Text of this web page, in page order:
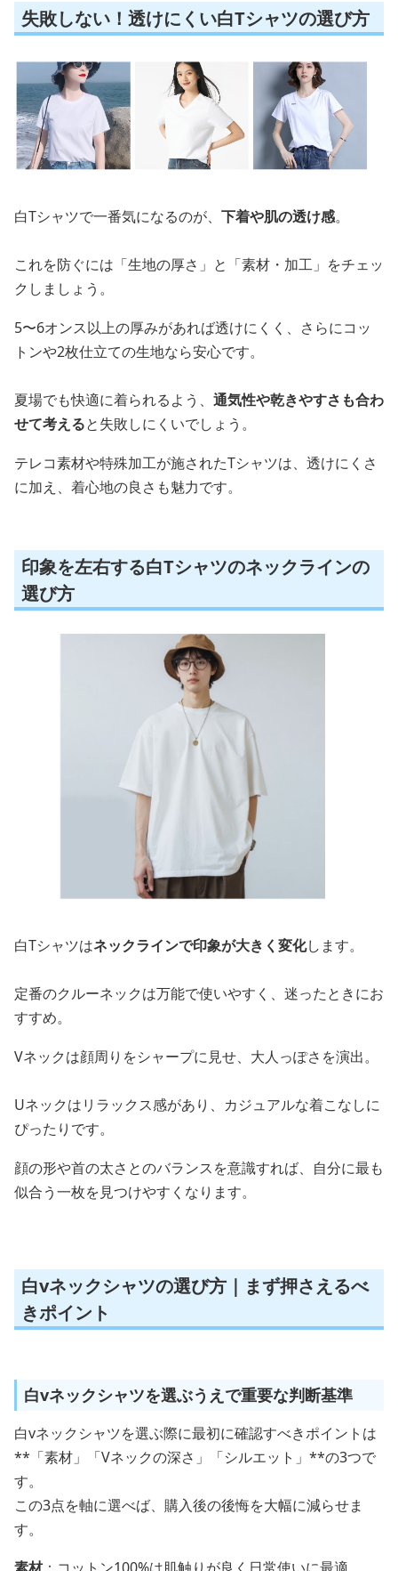
失敗しない！透けにくい白Tシャツの選び方
白Tシャツで一番気になるのが、 下着や肌の透け感。
これを防ぐには「生地の厚さ」と「素材・加工」をチェッ
クしましょう。
5〜6オンス以上の厚みがあれば透けにくく、さらにコッ
トンや2枚仕立ての生地なら安心です。
夏場でも快適に着られるよう、 通気性や乾きやすさも合わ
せて考えると失敗しにくいでしょう。
テレコ素材や特殊加工が施されたTシャツは、透けにくさ
に加え、着心地の良さも魅力です。
印象を左右する白Tシャツのネックラインの
選び方
白Tシャツはネックラインで印象が大きく変化します。
定番のクルーネックは万能で使いやすく、迷ったときにお
すすめ。
Vネックは顔周りをシャープに見せ、大人っぽさを演出。
Uネックはリラックス感があり、カジュアルな着こなしに
ぴったりです。
顔の形や首の太さとのバランスを意識すれば、自分に最も
似合う一枚を見つけやすくなります。
白vネックシャツの選び方｜まず押さえるべ
きポイント
白vネックシャツを選ぶうえで重要な判断基準
白vネックシャツを選ぶ際に最初に確認すべきポイントは
**「素材」「Vネックの深さ」「シルエット」**の3つで
す。
この3点を軸に選べば、購入後の後悔を大幅に減らせま
す。